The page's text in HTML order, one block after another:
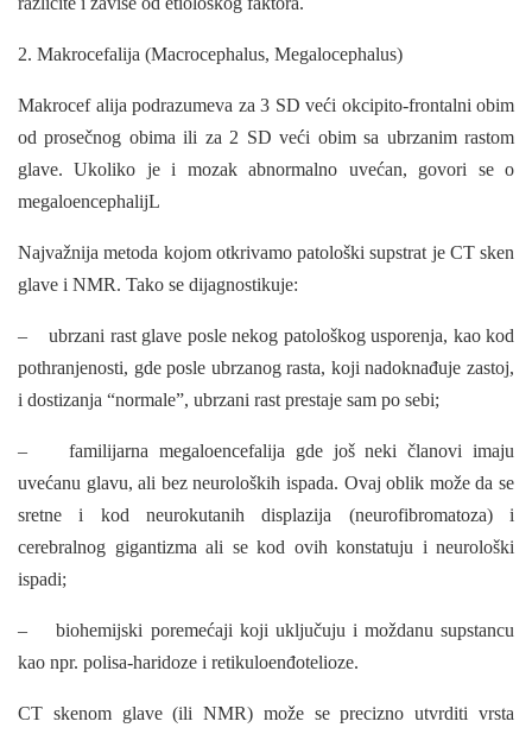
2. Makrocefalija (Macrocephalus, Megalocephalus)
Makrocef alija podrazumeva za 3 SD veći okcipito-frontalni obim
od prosečnog obima ili za 2 SD veći obim sa ubrzanim rastom
glave. Ukoliko je i mozak abnormalno uvećan, govori se o
megaloencephalijL
Najvažnija metoda kojom otkrivamo patološki supstrat je CT sken
glave i NMR. Tako se dijagnostikuje:
– ubrzani rast glave posle nekog patološkog usporenja, kao kod
pothranjenosti, gde posle ubrzanog rasta, koji nadoknađuje zastoj,
i dostizanja “normale”, ubrzani rast prestaje sam po sebi;
– familijarna megaloencefalija gde još neki članovi imaju
uvećanu glavu, ali bez neuroloških ispada. Ovaj oblik može da se
sretne i kod neurokutanih displazija (neurofibromatoza) i
cerebralnog gigantizma ali se kod ovih konstatuju i neurološki
ispadi;
– biohemijski poremećaji koji uključuju i moždanu supstancu
kao npr. polisa-haridoze i retikuloenđotelioze.
CT skenom glave (ili NMR) može se precizno utvrditi vrsta